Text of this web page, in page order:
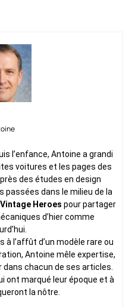
l’enfance, Antoine a grandi
voitures et les pages des
des études en design
passées dans le milieu de la
Vintage Heroes pour partager
d’hier comme
l’affût d’un modèle rare ou
Antoine mêle expertise,
chacun de ses articles.
ont marqué leur époque et à
la nôtre.